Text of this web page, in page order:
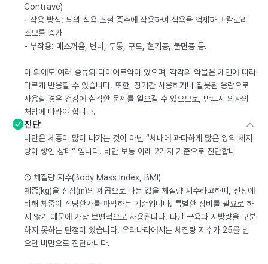
Contrave)
- 작용 방식: 뇌의 식욕 조절 중추에 작용하여 식욕을 억제하고 칼로리
소모를 증가
- 부작용: 메스꺼움, 변비, 두통, 구토, 현기증, 불면증 등.
이 외에도 여러 종류의 다이어트약이 있으며, 각각의 약물은 개인에 따라
다르게 반응할 수 있습니다. 또한, 장기간 사용하거나 잘못된 용량으로
사용할 경우 건강에 심각한 문제를 일으킬 수 있으므로, 반드시 의사의
처방에 따라야 합니다.
진단
비만은 체중이 많이 나가는 것이 아닌 “체내에 과다하게 많은 양의 체지
방이 쌓인 상태” 입니다. 비만 보통 아래 2가지 기준으로 진단합니
① 체질량 지수(Body Mass Index, BMI)
체중(kg)을 신장(m)의 제곱으로 나눈 값을 체질량 지수라고하며, 신장에
비해 체중이 적당한가를 파악하는 기준입니다. 특별한 장비를 필요로 하
지 않기 때문에 가장 보편적으로 사용됩니다. 다만 근육과 지방량을 구분
하지 못하는 단점이 있습니다. 우리나라에서는 체질량 지수가 25를 넘
으면 비만으로 진단하니다.